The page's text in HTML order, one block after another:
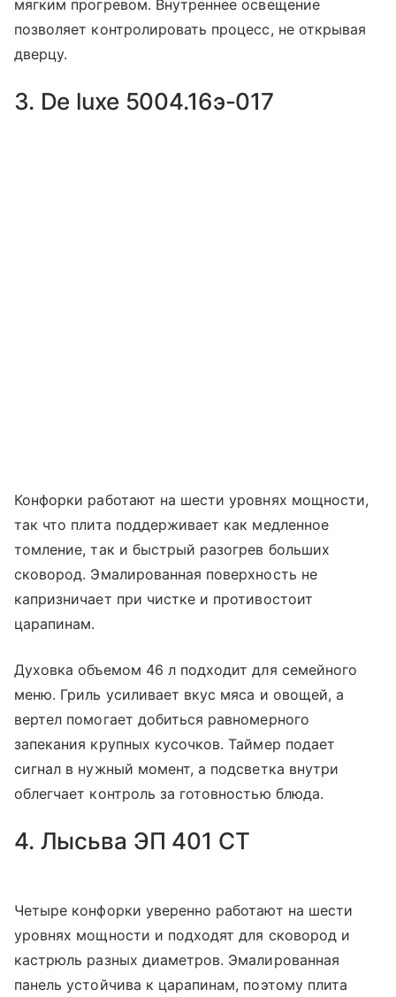
мягким прогревом. Внутреннее освещение
позволяет контролировать процесс, не открывая
дверцу.
3. De luxe 5004.16э-017
Конфорки работают на шести уровнях мощности,
так что плита поддерживает как медленное
томление, так и быстрый разогрев больших
сковород. Эмалированная поверхность не
капризничает при чистке и противостоит
царапинам.
Духовка объемом 46 л подходит для семейного
меню. Гриль усиливает вкус мяса и овощей, а
вертел помогает добиться равномерного
запекания крупных кусочков. Таймер подает
сигнал в нужный момент, а подсветка внутри
облегчает контроль за готовностью блюда.
4. Лысьва ЭП 401 СТ
Четыре конфорки уверенно работают на шести
уровнях мощности и подходят для сковород и
кастрюль разных диаметров. Эмалированная
панель устойчива к царапинам, поэтому плита